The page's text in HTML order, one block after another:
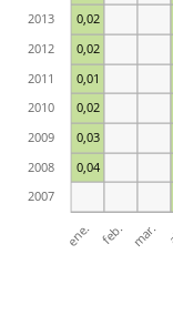
0,04
0,03
0,02
0,01
0,02
0,02
ene. feb. mar.
2007
2008
2009
2010
2011
2012
2013